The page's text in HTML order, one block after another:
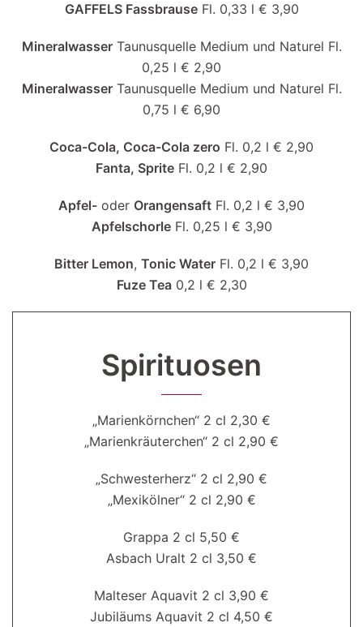
GAFFELS FassbrauseFl. 0,33 l € 3,90
MineralwasserTaunusquelle Medium und Naturel Fl.
0,25 l € 2,90
MineralwasserTaunusquelle Medium und Naturel Fl.
0,75 l € 6,90
Coca-Cola, Coca-Cola zero Fl. 0,2 l € 2,90
Fanta, Sprite Fl. 0,2 l € 2,90
Apfel- oder Orangensaft Fl. 0,2 l € 3,90
ApfelschorleFl. 0,25 l € 3,90
Bitter Lemon, Tonic Water Fl. 0,2 l € 3,90
Fuze Tea0,2 l € 2,30
Spirituosen
„Marienkörnchen“ 2 cl 2,30 €
„Marienkräuterchen“ 2 cl 2,90 €
„Schwesterherz“ 2 cl 2,90 €
„Mexikölner“ 2 cl 2,90 €
Grappa 2 cl 5,50 €
Asbach Uralt 2 cl 3,50 €
Malteser Aquavit 2 cl 3,90 €
Jubiläums Aquavit 2 cl 4,50 €